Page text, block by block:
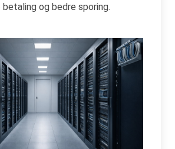
betaling og bedre sporing.